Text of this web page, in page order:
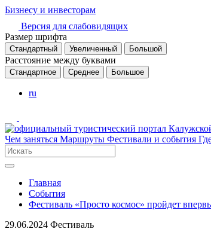
Бизнесу и инвесторам
Версия для слабовидящих
Размер шрифта
Стандартный Увеличенный Большой
Расстояние между буквами
Стандартное Среднее Большое
ru
Чем заняться Маршруты Фестивали и события
Главная
События
Фестиваль «Просто космос» пройдет
29.06.2024 Фестиваль